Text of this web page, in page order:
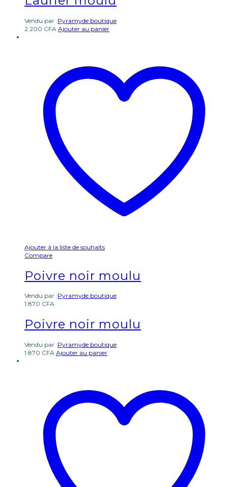
Vendu par :Pyramyde boutique
2 200 CFA Ajouter au panier
Ajouter à la liste de souhaits
Compare
Poivre noir moulu
Vendu par :Pyramyde boutique
1 870 CFA
Poivre noir moulu
Vendu par :Pyramyde boutique
1 870 CFA Ajouter au panier